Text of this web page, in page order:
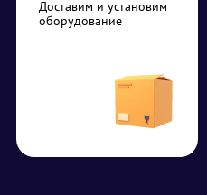
Доставим и установим
оборудование